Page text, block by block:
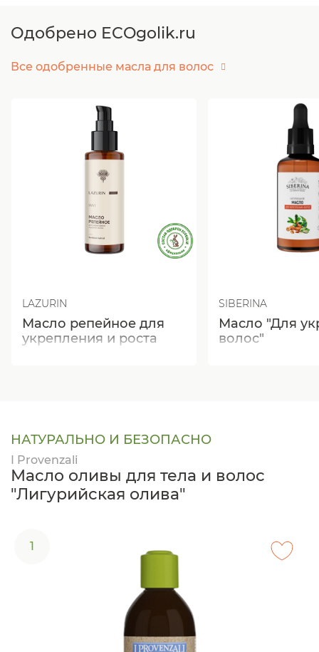
Одобрено ECOgolik.ru
Все одобренные масла для волос
LAZURIN
Масло репейное для
укрепления и роста
SIBERINA
Масло "Для
волос"
НАТУРАЛЬНО И БЕЗОПАСНО
I Provenzali
Масло оливы для тела и волос
"Лигурийская олива"
1